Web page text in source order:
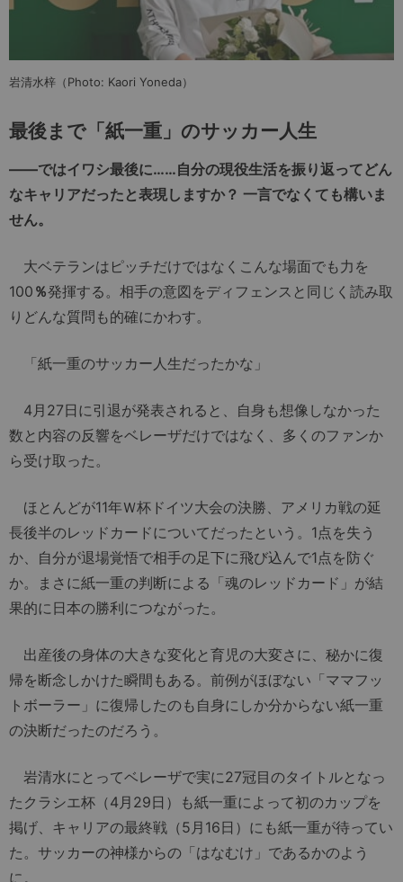
岩清水梓（Photo: Kaori Yoneda）
最後まで「紙一重」のサッカー人生
――ではイワシ最後に……自分の現役生活を振り返ってどん
なキャリアだったと表現しますか？ 一言でなくても構いま
せん。
大ベテランはピッチだけではなくこんな場面でも力を
100 ％発揮する。相手の意図をディフェンスと同じく読み取
りどんな質問も的確にかわす。
「紙一重のサッカー人生だったかな」
4月27日に引退が発表されると、自身も想像しなかった
数と内容の反響をベレーザだけではなく、多くのファンか
ら受け取った。
ほとんどが11年Ｗ杯ドイツ大会の決勝、アメリカ戦の延
長後半のレッドカードについてだったという。1点を失う
か、自分が退場覚悟で相手の足下に飛び込んで1点を防ぐ
か。まさに紙一重の判断による「魂のレッドカード」が結
果的に日本の勝利につながった。
出産後の身体の大きな変化と育児の大変さに、秘かに復
帰を断念しかけた瞬間もある。前例がほぼない「ママフッ
トボーラー」に復帰したのも自身にしか分からない紙一重
の決断だったのだろう。
岩清水にとってベレーザで実に27冠目のタイトルとなっ
たクラシエ杯（4月29日）も紙一重によって初のカップを
掲げ、キャリアの最終戦（5月16日）にも紙一重が待ってい
た。サッカーの神様からの「はなむけ」であるかのよう
に。